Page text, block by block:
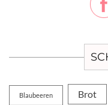
Blaubeeren Brot